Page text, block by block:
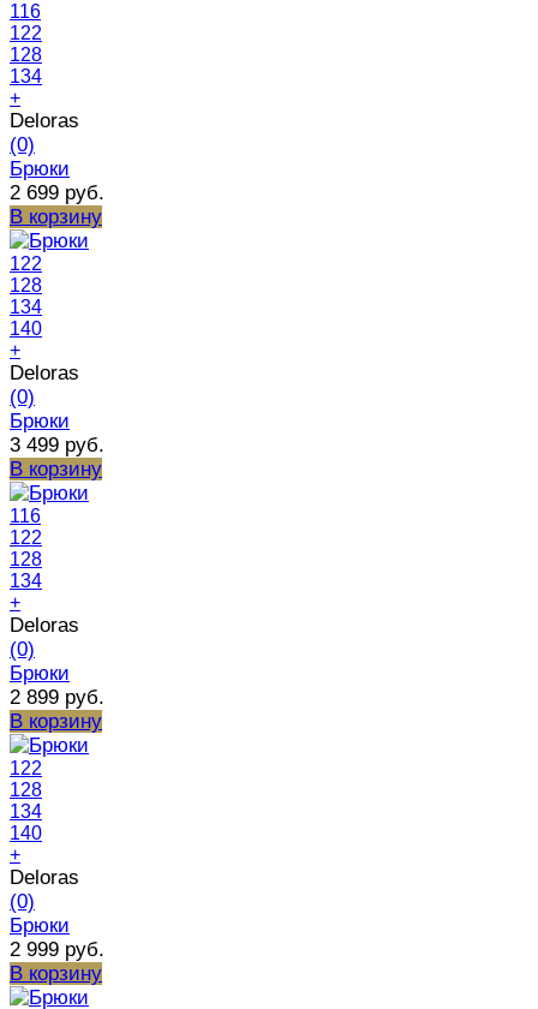
116
122
128
134
+
Deloras
(0)
Брюки
2 699 руб.
В корзину
122
128
134
140
+
Deloras
(0)
Брюки
3 499 руб.
В корзину
116
122
128
134
+
Deloras
(0)
Брюки
2 899 руб.
В корзину
122
128
134
140
+
Deloras
(0)
Брюки
2 999 руб.
В корзину